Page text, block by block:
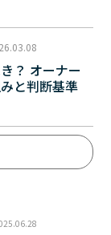
？ オーナー
と判断基準